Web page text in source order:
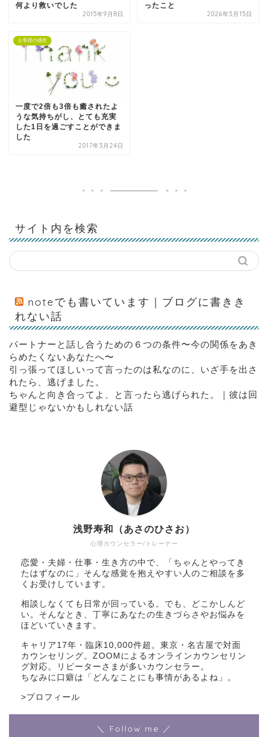
何より救いでした
2015年9月8日
ったこと
2026年5月15日
お客様の感想
一度で2倍も3倍も癒されたよ
うな気持ちがし、とても充実
した1日を過ごすことができま
した
2017年3月24日
サイト内を検索
noteでも書いています｜ブログに書きき
れない話
パートナーと話し合うための６つの条件〜今の関係をあき
らめたくないあなたへ〜
引っ張ってほしいって言ったのは私なのに、いざ手を出さ
れたら、逃げました。
ちゃんと向き合ってよ、と言ったら逃げられた。｜彼は回
避型じゃないかもしれない話
心理カウンセラー/トレーナー
浅野寿和（あさのひさお）
恋愛・夫婦・仕事・生き方の中で、「ちゃんとやってき
たはずなのに」そんな感覚を抱えやすい人のご相談を多
くお受けしています。
相談しなくても日常が回っている。でも、どこかしんど
い。そんなとき、丁寧にあなたの生きづらさやお悩みを
ほどいていきます。
キャリア17年・臨床10,000件超。東京・名古屋で対面
カウンセリング。ZOOMによるオンラインカウンセリン
グ対応。リピーターさまが多いカウンセラー。
ちなみに口癖は「どんなことにも事情があるよね」。
>プロフィール
＼ Follow me ／